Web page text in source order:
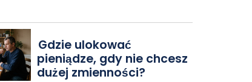
Gdzie ulokować
pieniądze, gdy nie chcesz
dużej zmienności?